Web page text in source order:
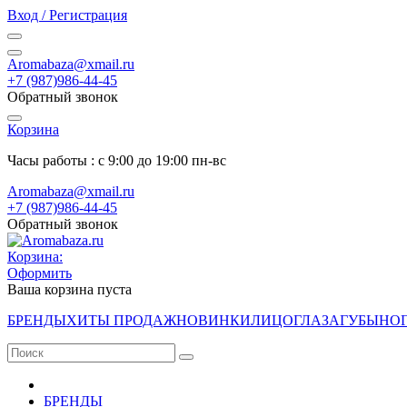
Вход / Регистрация
Aromabaza@xmail.ru
+7 (987)986-44-45
Обратный звонок
Корзина
Часы работы : с 9:00 до 19:00 пн-вс
Aromabaza@xmail.ru
+7 (987)986-44-45
Обратный звонок
Корзина:
Оформить
Ваша корзина пуста
БРЕНДЫХИТЫ ПРОДАЖНОВИНКИЛИЦОГЛАЗАГУБЫ
БРЕНДЫ